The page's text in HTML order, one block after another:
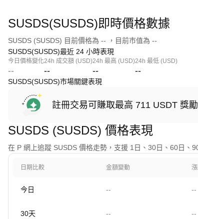
SUSDS(SUSDS)即時價格數據
SUSDS (SUSDS) 目前價格為 -- ，目前市值為 --
SUSDS(SUSDS)最近 24 小時表現
今日價格變化
--
24h 成交額 (USD)
--
24h 最高 (USD)
--
24h 最低 (USD)
--
SUSDS(SUSDS)市場關鍵表現
註冊交易可賺取最高 711 USDT 獎勵
SUSDS (SUSDS) 價格表現
在 P 網上追蹤 SUSDS 價格走勢，支援 1日、30日、60日、
日期比較 金額變動
今日 -- --
30天 -- --